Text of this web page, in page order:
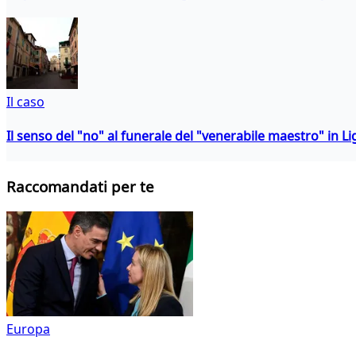
Il caso
Il senso del "no" al funerale del "venerabile maestro" in
Raccomandati per te
Europa